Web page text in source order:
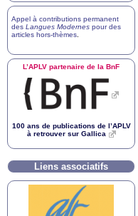
Appel à contributions permanent
des Langues Modernes pour des
articles hors-thèmes
L’APLV partenaire de la BnF
100 ans de publications de l’APLV
à retrouver sur Gallica
Liens associatifs